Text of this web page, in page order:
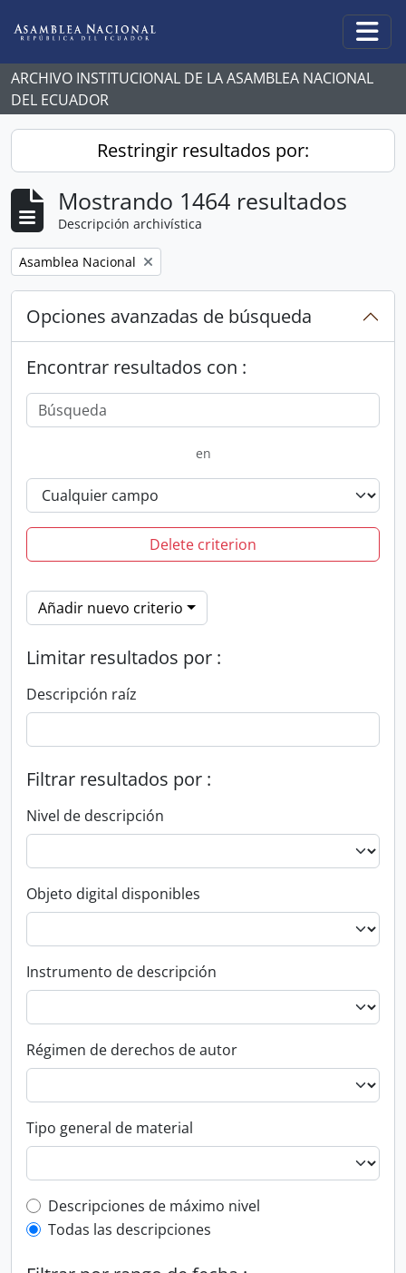
ARCHIVO INSTITUCIONAL DE LA ASAMBLEA NACIONAL
DEL ECUADOR
Restringir resultados por:
Mostrando 1464 resultados
Descripción archivística
Remove filter:
Asamblea Nacional
Opciones avanzadas de búsqueda
Encontrar resultados con :
en
Delete criterion
Añadir nuevo criterio
Limitar resultados por :
Descripción raíz
Filtrar resultados por :
Nivel de descripción
Objeto digital disponibles
Instrumento de descripción
Régimen de derechos de autor
Tipo general de material
Top-level description filter
Descripciones de máximo nivel
Todas las descripciones